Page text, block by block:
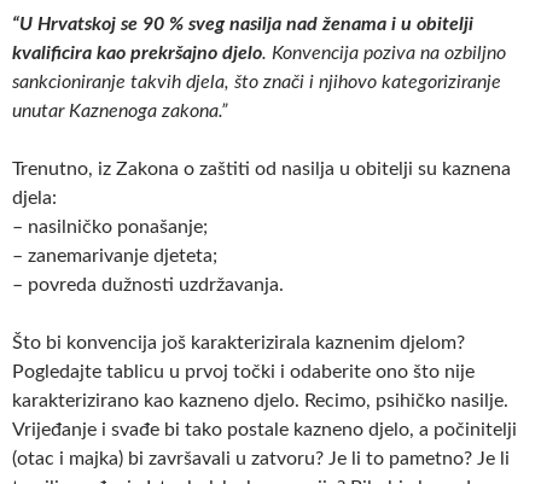
“U Hrvatskoj se 90 % sveg nasilja nad ženama i u obitelji
kvalificira kao prekršajno djelo. Konvencija poziva na ozbiljno
sankcioniranje takvih djela, što znači i njihovo kategoriziranje
unutar Kaznenoga zakona.”
Trenutno, iz Zakona o zaštiti od nasilja u obitelji su kaznena
djela:
– nasilničko ponašanje;
– zanemarivanje djeteta;
– povreda dužnosti uzdržavanja.
Što bi konvencija još karakterizirala kaznenim djelom?
Pogledajte tablicu u prvoj točki i odaberite ono što nije
karakterizirano kao kazneno djelo. Recimo, psihičko nasilje.
Vrijeđanje i svađe bi tako postale kazneno djelo, a počinitelji
(otac i majka) bi završavali u zatvoru? Je li to pametno? Je li